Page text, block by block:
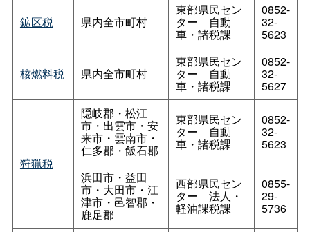
鉱区税 県内全市町村
東部県民セン
ター 自動
車・諸税課
0852-
32-
5623
核燃料税 県内全市町村
東部県民セン
ター 自動
車・諸税課
0852-
32-
5627
狩猟税
隠岐郡・松江
市・出雲市・安
来市・雲南市・
仁多郡・飯石郡
東部県民セン
ター 自動
車・諸税課
0852-
32-
5623
浜田市・益田
市・大田市・江
津市・邑智郡・
鹿足郡
西部県民セン
ター 法人・
軽油課税課
0855-
29-
5736